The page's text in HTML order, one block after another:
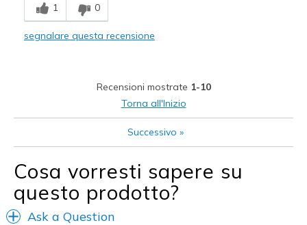
Stylish
Feels true to width
1 0
segnalare questa recensione
Recensioni mostrate 1-10
Torna all'Inizio
Successivo »
Cosa vorresti sapere su
questo prodotto?
Ask a Question